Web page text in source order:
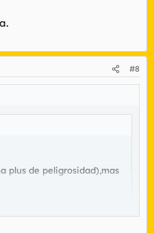
#8
plus de peligrosidad),mas